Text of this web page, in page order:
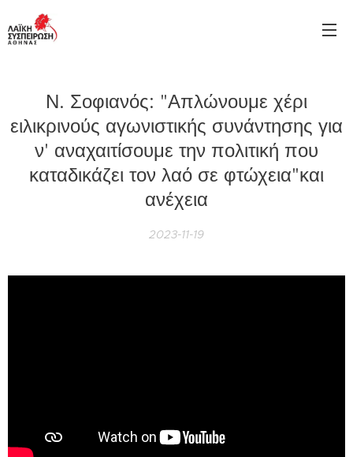
Ν. Σοφιανός: "Απλώνουμε χέρι
ειλικρινούς αγωνιστικής συνάντησης για
ν' αναχαιτίσουμε την πολιτική που
καταδικάζει τον λαό σε φτώχεια"και
ανέχεια
2023-11-19